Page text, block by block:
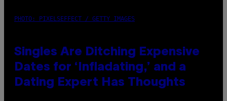
PHOTO: PIXELSEFFECT / GETTY IMAGES
Singles Are Ditching Expensive
Dates for ‘Infladating,’ and a
Dating Expert Has Thoughts